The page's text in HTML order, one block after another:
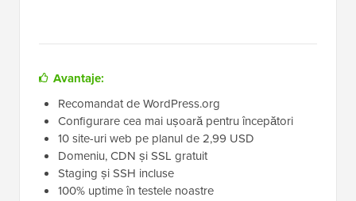
Avantaje:
Recomandat de WordPress.org
Configurare cea mai ușoară pentru începători
10 site-uri web pe planul de 2,99 USD
Domeniu, CDN și SSL gratuit
Staging și SSH incluse
100% uptime în testele noastre